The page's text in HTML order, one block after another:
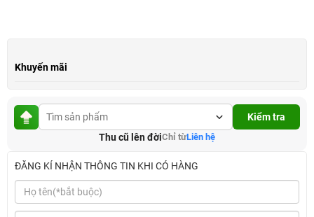
Khuyến mãi
Kiểm tra
Thu cũ lên đờiChỉ từLiên hệ
ĐĂNG KÍ NHẬN THÔNG TIN KHI CÓ HÀNG